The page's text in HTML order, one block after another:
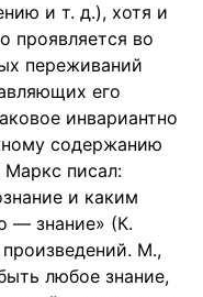
и т. д.), хотя и
проявляется во
переживаний
его
инвариантно
содержанию
Маркс писал:
и каким
— знание» (К.
М.,
любое знание,